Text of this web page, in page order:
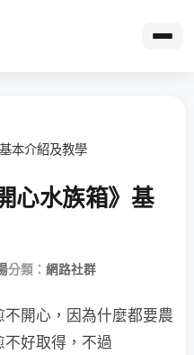
本介紹及教學
心水族箱》基
分類： 網路社群
開心，因為什麼都要農
好取得， 不過